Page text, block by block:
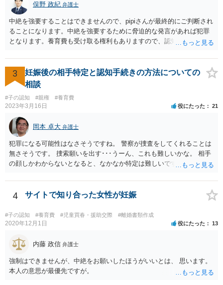
俣野 政紀 弁護士
中絶を強要することはできませんので、pipiさんが最終的にご判断され
ることになります。中絶を強要するために脅迫的な発言があれば犯罪
となります。養育費も受け取る権利もありますので、認知等につきお
勧めします。
3
妊娠後の相手特定と認知手続きの方法についての
相談
#子の認知 #親権 #養育費
2023年3月16日 役にたった 21
岡本 卓大 弁護士
犯罪になる可能性はなさそうですね。 警察が捜査をしてくれることは
無さそうです。 捜索願いを出す･･･うーん、これも難しいかな。 相手
の顔しかわからないとなると、なかなか特定は難しいですね。 お役に
4 サイトで知り合った女性が妊娠
#子の認知 #養育費 #児童買春・援助交際 #離婚書類作成
2020年12月1日 役にたった 13
内藤 政信 弁護士
強制はできませんが、中絶をお願いしたほうがいいとは、 思います。
本人の意思が最優先ですが。